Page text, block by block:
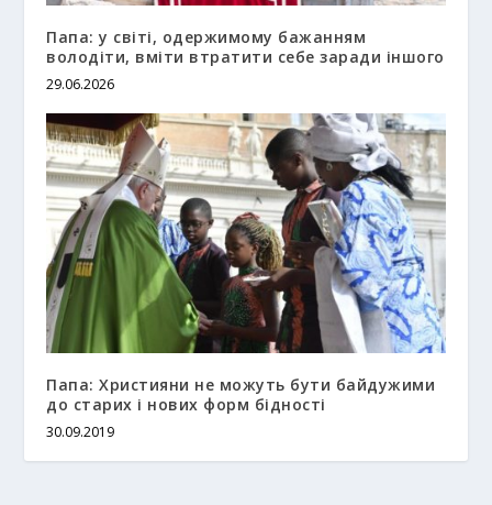
Папа: у світі, одержимому бажанням
володіти, вміти втратити себе заради іншого
29.06.2026
Папа: Християни не можуть бути байдужими
до старих і нових форм бідності
30.09.2019